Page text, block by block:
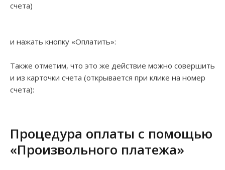
счета)
и нажать кнопку «Оплатить»:
Также отметим, что это же действие можно совершить
и из карточки счета (открывается при клике на номер
счета):
Процедура оплаты с помощью
«Произвольного платежа»